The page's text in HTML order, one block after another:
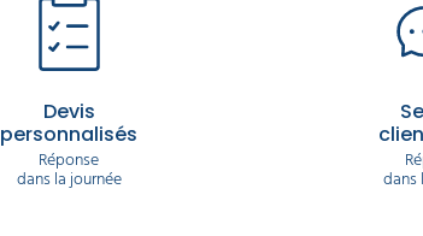
Devis
personnalisés
Réponse
dans la journée dans